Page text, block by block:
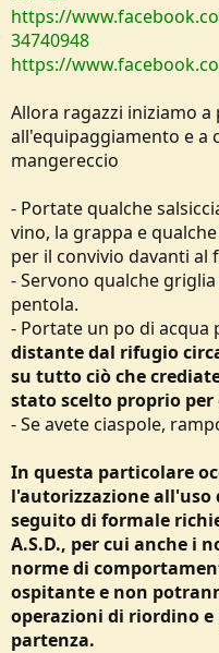
https://
34740948
https://
Allora ragazzi iniziamo
all'equipaggiamento e a
mangereccio
- Portate qualche
vino, la grappa e
per il convivio davanti al
- Servono qualche
pentola.
- Portate un po di acqua
distante dal rifugio
su tutto ciò che
stato scelto proprio
- Se avete ciaspole,
In questa particolare
l'autorizzazione
seguito di formale
A.S.D., per cui anche i
norme di
ospitante e non
operazioni di riordino
partenza.